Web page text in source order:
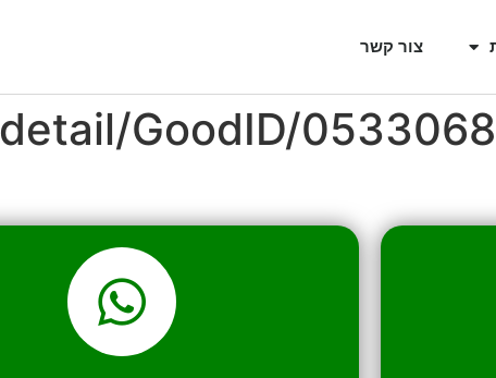
צור קשר
detail/GoodID/